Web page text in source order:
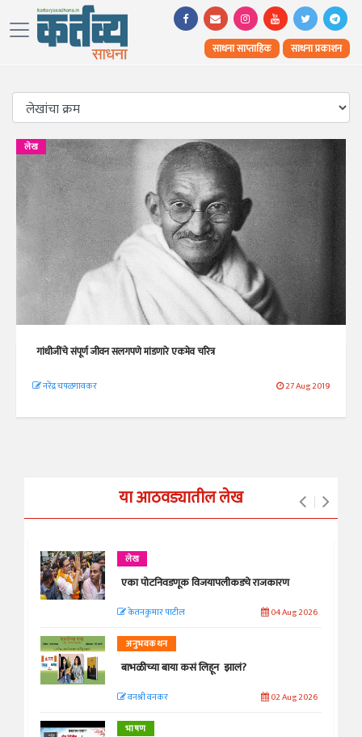
साधना साप्ताहिक साधना प्रकाशन
लेख
गांधीजींचे संपूर्ण जीवन सलगपणे मांडणारे एकमेव चरित्र
नरेंद्र चपळगावकर 27 Aug 2019
या आठवड्यातील लेख
लेख
एका पोटनिवडणूक विजयापलीकडचे राजकारण
केतनकुमार पाटील 04 Aug 2026
अनुभवकथन
बाभळीच्या बाया कसं लिहून झालं?
वनश्री वनकर 02 Aug 2026
भाषण